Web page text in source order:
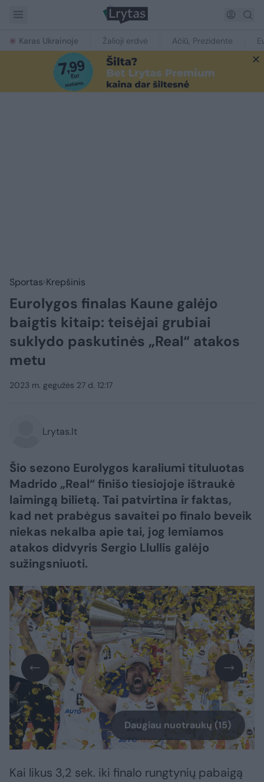
Karas Ukrainoje Žalioji erdvė Ačiū, Prezidente
Sportas Krepšinis
Eurolygos finalas Kaune galėjo
baigtis kitaip: teisėjai grubiai
suklydo paskutinės „Real“ atakos
metu
2023 m. gegužės 27 d. 12:17
Lrytas.lt
Šio sezono Eurolygos karaliumi tituluotas
Madrido „Real“ finišo tiesiojoje ištraukė
laimingą bilietą. Tai patvirtina ir faktas,
kad net prabėgus savaitei po finalo beveik
niekas nekalba apie tai, jog lemiamos
atakos didvyris Sergio Llullis galėjo
sužingsniuoti.
Daugiau nuotraukų (15)
Kai likus 3,2 sek. iki finalo rungtynių pabaigą